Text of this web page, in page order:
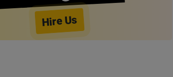
Hire Us